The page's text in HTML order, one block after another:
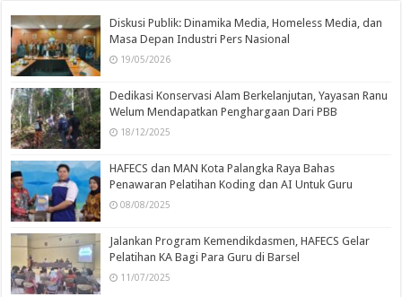
Diskusi Publik: Dinamika Media, Homeless Media, dan
Masa Depan Industri Pers Nasional
19/05/2026
Dedikasi Konservasi Alam Berkelanjutan, Yayasan Ranu
Welum Mendapatkan Penghargaan Dari PBB
18/12/2025
HAFECS dan MAN Kota Palangka Raya Bahas
Penawaran Pelatihan Koding dan AI Untuk Guru
08/08/2025
Jalankan Program Kemendikdasmen, HAFECS Gelar
Pelatihan KA Bagi Para Guru di Barsel
11/07/2025